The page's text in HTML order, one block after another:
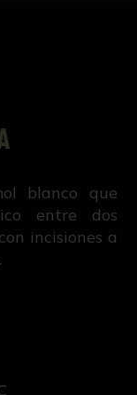
blanco que
entre dos
incisiones a